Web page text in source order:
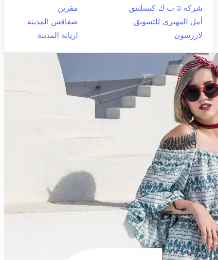
شركة 3 ب ك كنسلتنق
مقرين
أمل المهيري للتسويق
صفاقس المدينة
لازرسون
اريانة المدينة